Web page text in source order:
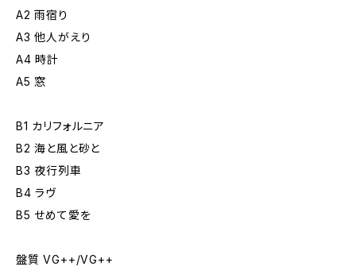
A2 雨宿り
A3 他人がえり
A4 時計
A5 窓
B1 カリフォルニア
B2 海と風と砂と
B3 夜行列車
B4 ラヴ
B5 せめて愛を
盤質 VG++/VG++